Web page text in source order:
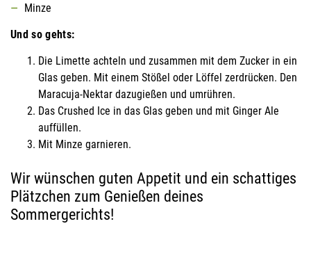
Minze
Und so gehts:
Die Limette achteln und zusammen mit dem Zucker in ein
Glas geben. Mit einem Stößel oder Löffel zerdrücken. Den
Maracuja-Nektar dazugießen und umrühren.
Das Crushed Ice in das Glas geben und mit Ginger Ale
auffüllen.
Mit Minze garnieren.
Wir wünschen guten Appetit und ein schattiges
Plätzchen zum Genießen deines
Sommergerichts!